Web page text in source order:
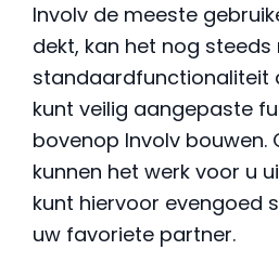
Involv de meeste
dekt, kan het nog steeds
standaardfunctionaliteit
kunt veilig aangepaste
bovenop Involv bouwen.
kunnen het werk voor u
kunt hiervoor evengoed
uw favoriete partner.